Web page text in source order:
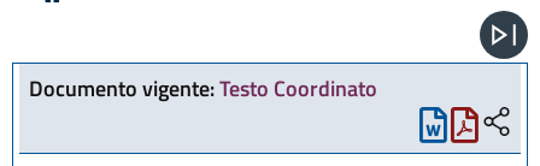
Documento vigente:Testo Coordinato